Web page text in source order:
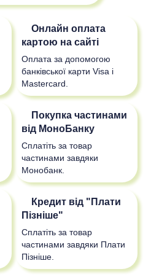
Онлайн оплата
картою на сайті
Оплата за допомогою
банківської карти Visa і
Mastercard.
Покупка частинами
від МоноБанку
Сплатіть за товар
частинами завдяки
Монобанк.
Кредит від "Плати
Пізніше"
Сплатіть за товар
частинами завдяки Плати
Пізніше.